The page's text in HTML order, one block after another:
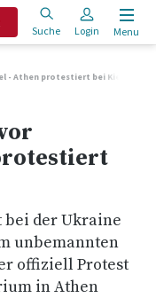
Suche Login Menu
- Athen protestiert bei Kiew
bei der Ukraine
unbemannten
offiziell Protest
in Athen